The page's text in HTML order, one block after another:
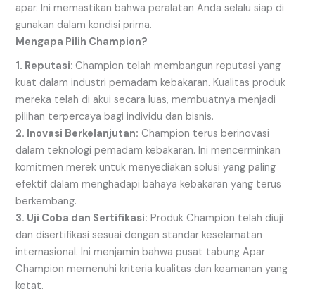
apar. Ini memastikan bahwa peralatan Anda selalu siap di
gunakan dalam kondisi prima.
Mengapa Pilih Champion?
1. Reputasi:Champion telah membangun reputasi yang
kuat dalam industri pemadam kebakaran. Kualitas produk
mereka telah di akui secara luas, membuatnya menjadi
pilihan terpercaya bagi individu dan bisnis.
2. Inovasi Berkelanjutan: Champion terus berinovasi
dalam teknologi pemadam kebakaran. Ini mencerminkan
komitmen merek untuk menyediakan solusi yang paling
efektif dalam menghadapi bahaya kebakaran yang terus
berkembang.
3. Uji Coba dan Sertifikasi: Produk Champion telah diuji
dan disertifikasi sesuai dengan standar keselamatan
internasional. Ini menjamin bahwa pusat tabung Apar
Champion memenuhi kriteria kualitas dan keamanan yang
ketat.